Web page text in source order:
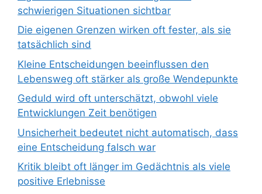
schwierigen Situationen sichtbar
Die eigenen Grenzen wirken oft fester, als sie
tatsächlich sind
Kleine Entscheidungen beeinflussen den
Lebensweg oft stärker als große Wendepunkte
Geduld wird oft unterschätzt, obwohl viele
Entwicklungen Zeit benötigen
Unsicherheit bedeutet nicht automatisch, dass
eine Entscheidung falsch war
Kritik bleibt oft länger im Gedächtnis als viele
positive Erlebnisse